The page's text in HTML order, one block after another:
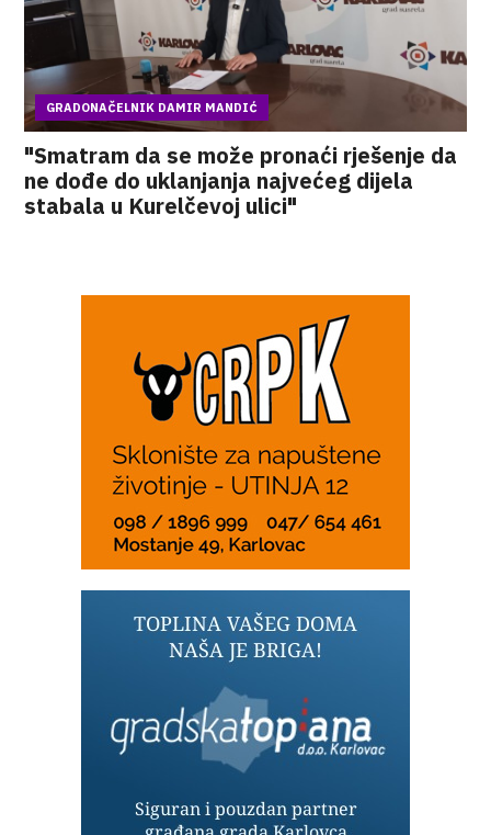
GRADONAČELNIK DAMIR MANDIĆ
"Smatram da se može pronaći rješenje da
ne dođe do uklanjanja najvećeg dijela
stabala u Kurelčevoj ulici"